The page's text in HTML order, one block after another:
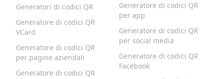
Generatori di codici QR
Generatore di codici QR
VCard
Generatore di codici QR
per pagine aziendali
Generatore di codici QR
Generatore di codici QR
per app
Generatore di codici QR
per social media
Generatore di codici QR
Facebook